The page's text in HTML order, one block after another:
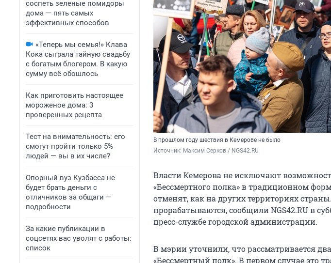
соспеть зеленые помидоры
дома — пять самых
эффективных способов
«Теперь мы семья!» Клава
Кока сыграла тайную свадьбу
с богатым блогером. В какую
сумму всё обошлось
Как приготовить настоящее
мороженое дома: 3
проверенных рецепта
Тест на внимательность: его
смогут пройти только 5%
людей — вы в их числе?
Опорный вуз Кузбасса не
будет брать деньги с
отличников за общаги —
подробности
За какие публикации в
соцсетях вас уволят с работы:
список
В прошлом году шествия в Кемерове не было
Источник: Максим Серков / NGS42.RU
Власти Кемерова не исключают
«Бессмертного полка» в традиционном
отменят, как на других территориях
прорабатываются, сообщили NGS42.RU в
пресс-службе городской администрации.
В мэрии уточнили, что рассматривается
«Бессмертный полк». В первом случае это